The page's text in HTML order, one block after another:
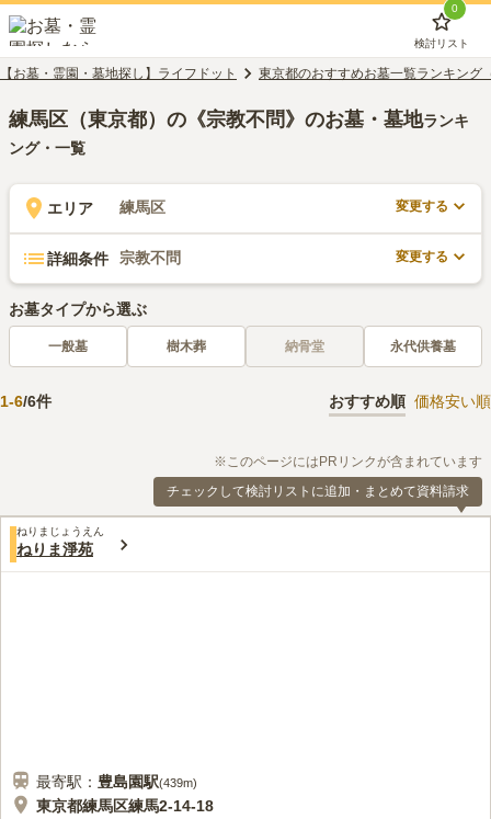
0
検討リスト
【お墓・霊園・墓地探し】ライフドット 東京都のおすすめお墓一覧ランキング
練馬区（東京都）の《宗教不問》のお墓・墓地ランキ
ング・一覧
エリア 練馬区 変更する
詳細条件 宗教不問 変更する
お墓タイプから選ぶ
一般墓 樹木葬 納骨堂 永代供養墓
1-6/6件 おすすめ順 価格安い順
※このページにはPRリンクが含まれています
チェックして検討リストに追加・まとめて資料請求
ねりまじょうえん
ねりま淨苑
最寄駅： 豊島園駅(439m)
東京都練馬区練馬2-14-18